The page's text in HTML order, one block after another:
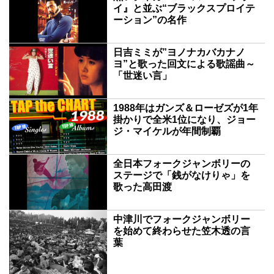
イ』と並ぶ“ブラックスプロイテ
ーション”の名作
日吉ミミが”ヨノナカバカナノ
ヨ”と歌った回文による歌謡曲～
「世迷い言」
1988年はガンズ＆ローゼズが1年
掛かりで全米1位になり、ジョー
ジ・マイケルが年間制覇
全日本フォークジャンボリーの
ステージで「銭がなけりゃ」を
歌った高田渡
中津川でフォークジャンボリー
を始めて終わらせた笠木透の言
葉